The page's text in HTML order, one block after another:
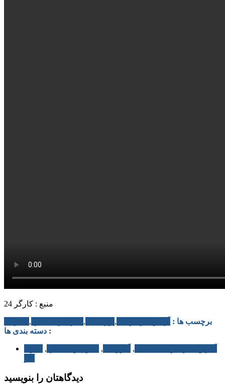
منبع : کارگر 24
برچسب ها : ,
,
,
دسته بندی ها :
,
,
,
دیدگاهتان را بنویسید